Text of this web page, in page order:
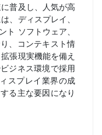
普及し、人気が高
、ディスプレイ、
ト ソフトウェア、
、コンテキスト情
張現実機能を備え
ジネス環境で採用
スプレイ業界の成
る主な要因になり